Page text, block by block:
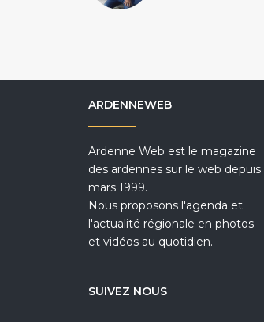
ARDENNEWEB
Ardenne Web est le magazine
des ardennes sur le web depuis
mars 1999.
Nous proposons l'agenda et
l'actualité régionale en photos
et vidéos au quotidien.
SUIVEZ NOUS